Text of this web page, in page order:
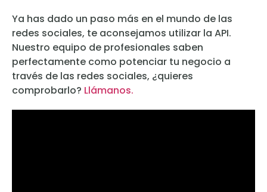
Ya has dado un paso más en el mundo de las
redes sociales, te aconsejamos utilizar la API.
Nuestro equipo de profesionales saben
perfectamente como potenciar tu negocio a
través de las redes sociales, ¿quieres
comprobarlo? Llámanos.